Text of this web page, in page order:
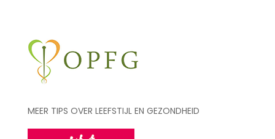
MEER TIPS OVER LEEFSTIJL EN GEZONDHEID